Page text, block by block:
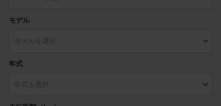
モデル
年式